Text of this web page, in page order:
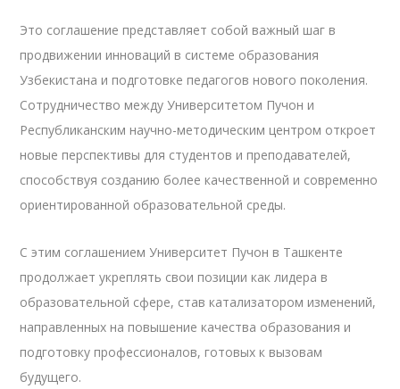
Это соглашение представляет собой важный шаг в
продвижении инноваций в системе образования
Узбекистана и подготовке педагогов нового поколения.
Сотрудничество между Университетом Пучон и
Республиканским научно-методическим центром откроет
новые перспективы для студентов и преподавателей,
способствуя созданию более качественной и современно
ориентированной образовательной среды.
С этим соглашением Университет Пучон в Ташкенте
продолжает укреплять свои позиции как лидера в
образовательной сфере, став катализатором изменений,
направленных на повышение качества образования и
подготовку профессионалов, готовых к вызовам
будущего.